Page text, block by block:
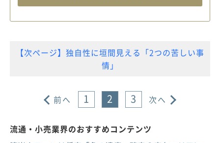
【次ページ】独自性に垣間見える「2つの苦しい事
情」
前へ 1 2 3 次へ
流通・小売業界のおすすめコンテンツ